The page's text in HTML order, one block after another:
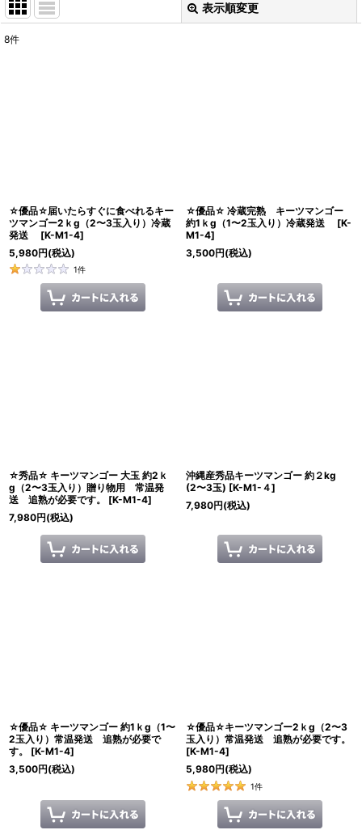
表示順変更
8件
☆優品☆届いたらすぐに食べれるキー
ツマンゴー2ｋg（2〜3玉入り）冷蔵
発送
[K-M1-4]
5,980円(税込)
1件
☆優品☆ 冷蔵完熟 キーツマンゴー
約1ｋg（1〜2玉入り）冷蔵発送
[K-
M1-4]
3,500円(税込)
☆秀品☆ キーツマンゴー 大玉 約2ｋ
g（2〜3玉入り）贈り物用 常温発
送 追熟が必要です。
[K-M1-4]
7,980円(税込)
沖縄産秀品キーツマンゴー 約２kg
(2〜3玉) [K-M1-４]
7,980円(税込)
☆優品☆ キーツマンゴー 約1ｋg（1〜
2玉入り）常温発送 追熟が必要で
す。
[K-M1-4]
3,500円(税込)
☆優品☆キーツマンゴー2ｋg（2〜3
玉入り）常温発送 追熟が必要です。
[K-M1-4]
5,980円(税込)
1件